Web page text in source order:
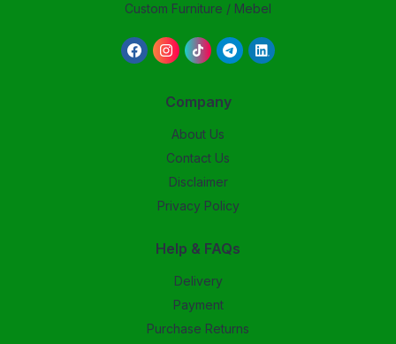
Custom Furniture / Mebel
Company
About Us
Contact Us
Disclaimer
Privacy Policy
Help & FAQs
Delivery
Payment
Purchase Returns